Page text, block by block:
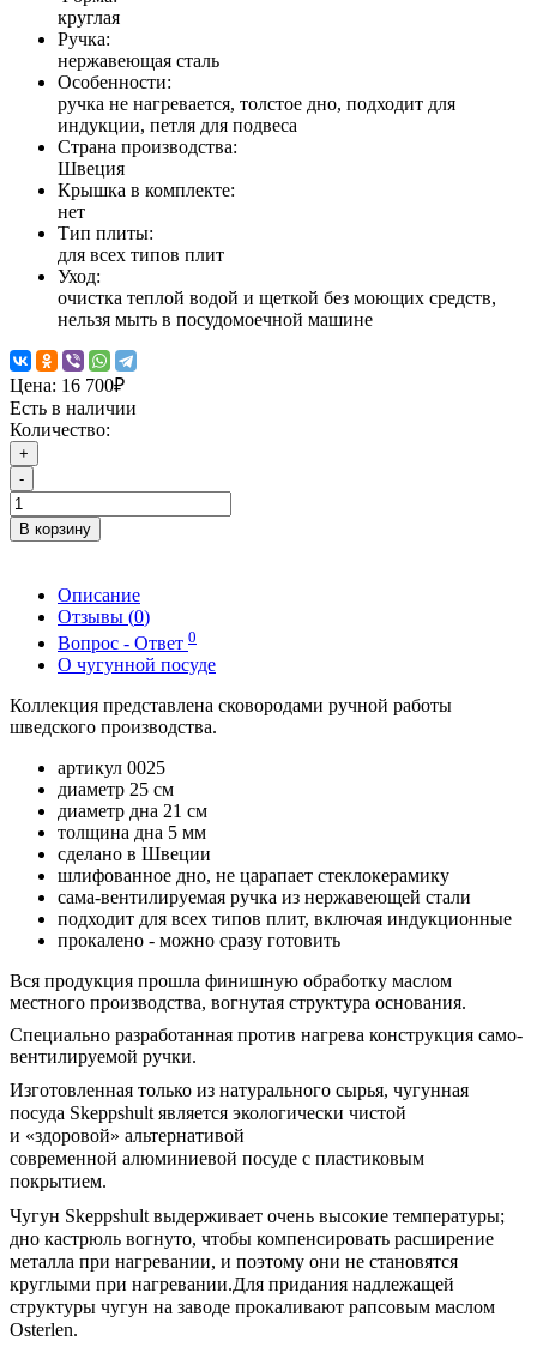
круглая
Ручка:
нержавеющая сталь
Особенности:
ручка не нагревается, толстое дно, подходит для
индукции, петля для подвеса
Страна производства:
Швеция
Крышка в комплекте:
нет
Тип плиты:
для всех типов плит
Уход:
очистка теплой водой и щеткой без моющих средств,
нельзя мыть в посудомоечной машине
Цена: 16 700₽
Есть в наличии
Количество:
+
-
В корзину
Описание
Отзывы (0)
Вопрос - Ответ 0
О чугунной посуде
Коллекция представлена сковородами ручной работы
шведского производства.
артикул 0025
диаметр 25 см
диаметр дна 21 см
толщина дна 5 мм
сделано в Швеции
шлифованное дно, не царапает стеклокерамику
сама-вентилируемая ручка из нержавеющей стали
подходит для всех типов плит, включая индукционные
прокалено - можно сразу готовить
Вся продукция прошла финишную обработку маслом
местного производства, вогнутая структура основания.
Специально разработанная против нагрева конструкция само-
вентилируемой ручки.
Изготовленная только из натурального сырья, чугунная
посуда Skeppshult является экологически чистой
и «здоровой» альтернативой
современной алюминиевой посуде с пластиковым
покрытием.
Чугун Skeppshult выдерживает очень высокие температуры;
дно кастрюль вогнуто, чтобы компенсировать расширение
металла при нагревании, и поэтому они не становятся
круглыми при нагревании.Для придания надлежащей
структуры чугун на заводе прокаливают рапсовым маслом
Osterlen.